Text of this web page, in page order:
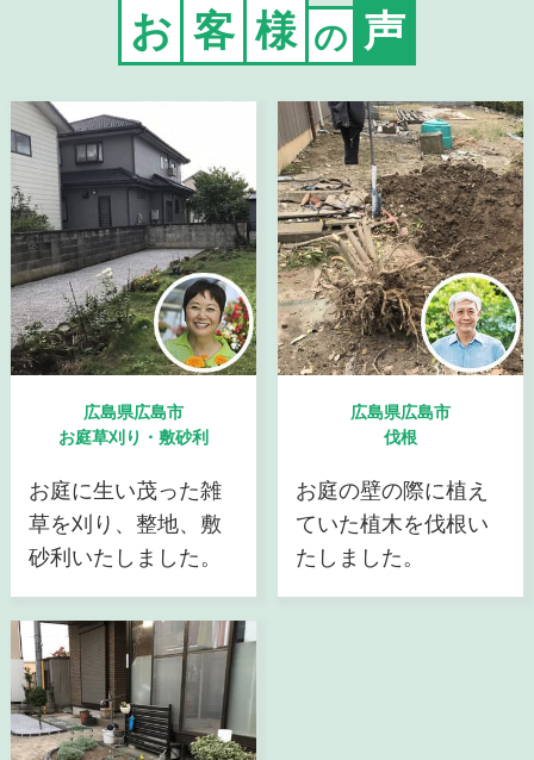
お 客 様 の 声
広島県広島市
お庭草刈り・敷砂利
お庭に生い茂った雑
草を刈り、整地、敷
砂利いたしました。
広島県広島市
伐根
お庭の壁の際に植え
ていた植木を伐根い
たしました。